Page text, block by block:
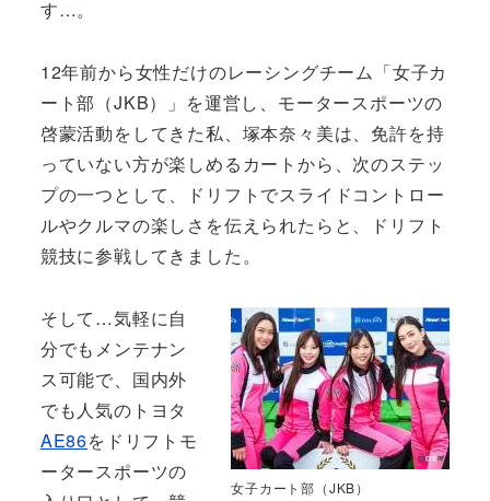
す…。
12年前から女性だけのレーシングチーム「女子カ
ート部（JKB）」を運営し、モータースポーツの
啓蒙活動をしてきた私、塚本奈々美は、免許を持
っていない方が楽しめるカートから、次のステッ
プの一つとして、ドリフトでスライドコントロー
ルやクルマの楽しさを伝えられたらと、ドリフト
競技に参戦してきました。
女子カート部（JKB）
そして…気軽に自
分でもメンテナン
ス可能で、国内外
でも人気のトヨタ
AE86をドリフトモ
ータースポーツの